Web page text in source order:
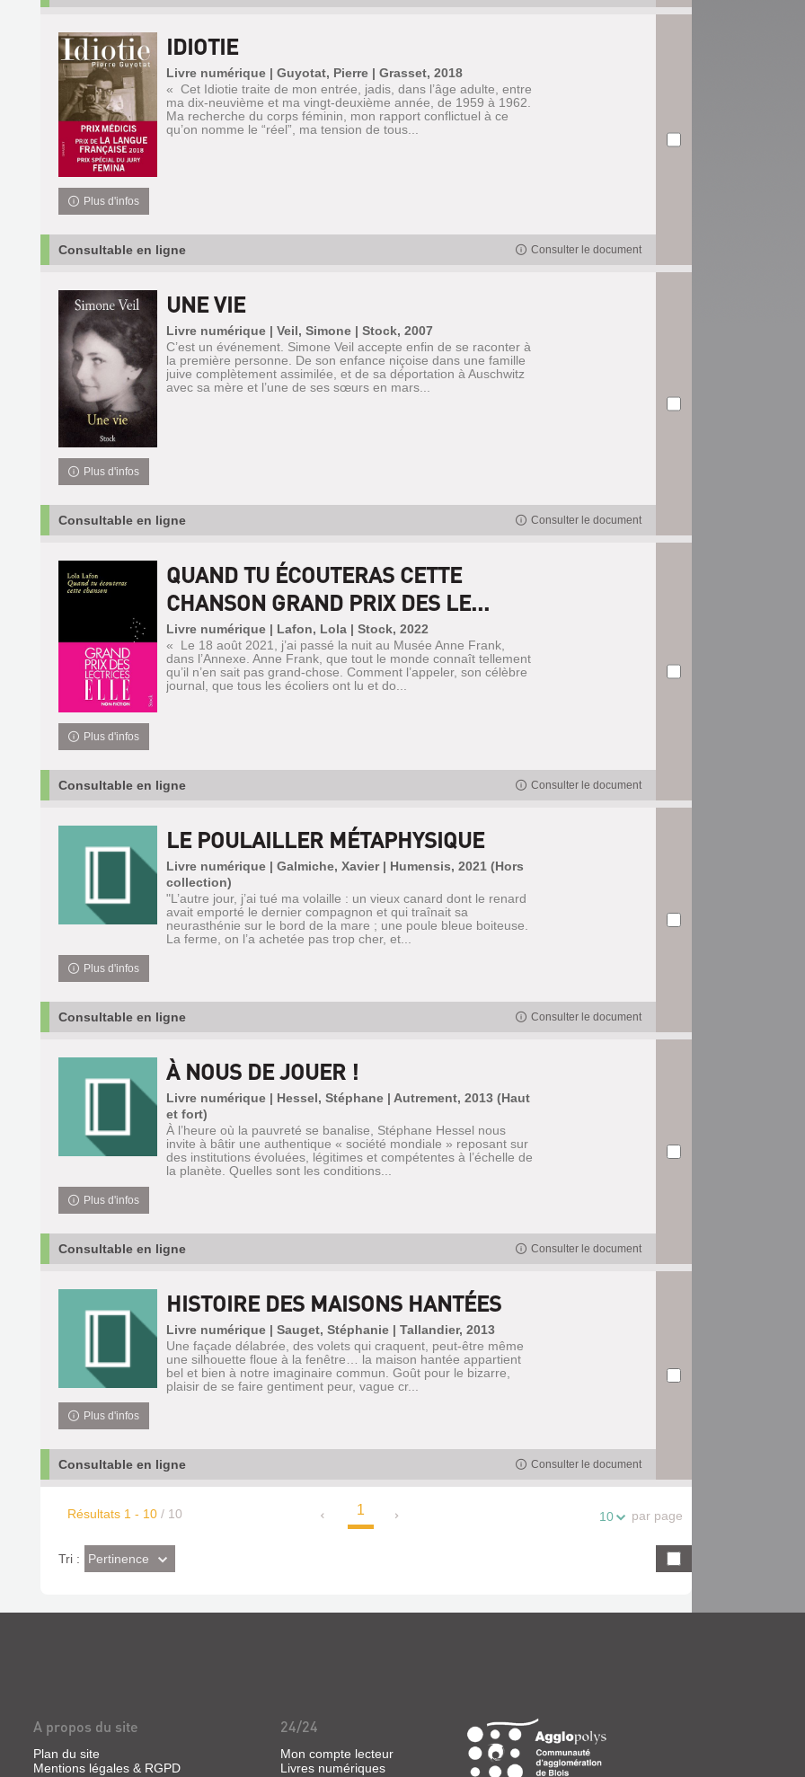
IDIOTIE
Livre numérique | Guyotat, Pierre | Grasset, 2018
« Cet Idiotie traite de mon entrée, jadis, dans l’âge adulte, entre
ma dix-neuvième et ma vingt-deuxième année, de 1959 à 1962.
Ma recherche du corps féminin, mon rapport conflictuel à ce
qu’on nomme le “réel”, ma tension de tous...
Plus d'infos
Consultable en ligne Consulter le document
UNE VIE
Livre numérique | Veil, Simone | Stock, 2007
C’est un événement. Simone Veil accepte enfin de se raconter à
la première personne. De son enfance niçoise dans une famille
juive complètement assimilée, et de sa déportation à Auschwitz
avec sa mère et l’une de ses sœurs en mars...
Plus d'infos
Consultable en ligne Consulter le document
QUAND TU ÉCOUTERAS CETTE
CHANSON GRAND PRIX DES LE...
Livre numérique | Lafon, Lola | Stock, 2022
« Le 18 août 2021, j’ai passé la nuit au Musée Anne Frank,
dans l’Annexe. Anne Frank, que tout le monde connaît tellement
qu’il n’en sait pas grand-chose. Comment l’appeler, son célèbre
journal, que tous les écoliers ont lu et do...
Plus d'infos
Consultable en ligne Consulter le document
LE POULAILLER MÉTAPHYSIQUE
Livre numérique | Galmiche, Xavier | Humensis, 2021 (Hors
collection)
"L’autre jour, j’ai tué ma volaille : un vieux canard dont le renard
avait emporté le dernier compagnon et qui traînait sa
neurasthénie sur le bord de la mare ; une poule bleue boiteuse.
La ferme, on l’a achetée pas trop cher, et...
Plus d'infos
Consultable en ligne Consulter le document
À NOUS DE JOUER !
Livre numérique | Hessel, Stéphane | Autrement, 2013 (Haut
et fort)
À l’heure où la pauvreté se banalise, Stéphane Hessel nous
invite à bâtir une authentique « société mondiale » reposant sur
des institutions évoluées, légitimes et compétentes à l’échelle de
la planète. Quelles sont les conditions...
Plus d'infos
Consultable en ligne Consulter le document
HISTOIRE DES MAISONS HANTÉES
Livre numérique | Sauget, Stéphanie | Tallandier, 2013
Une façade délabrée, des volets qui craquent, peut-être même
une silhouette floue à la fenêtre… la maison hantée appartient
bel et bien à notre imaginaire commun. Goût pour le bizarre,
plaisir de se faire gentiment peur, vague cr...
Plus d'infos
Consultable en ligne Consulter le document
Résultats 1- 10 / 10 1 10 par page
Tri :(Effet
imédiat)
Pertinence
A propos du site
Plan du site
Mentions légales & RGPD
24/24
Mon compte lecteur
Livres numériques